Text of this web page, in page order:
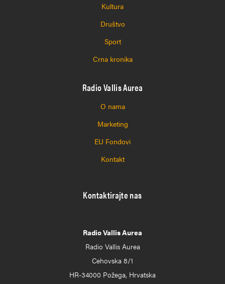
Kultura
Društvo
Sport
Crna kronika
Radio Vallis Aurea
O nama
Marketing
EU Fondovi
Kontakt
Kontaktirajte nas
Radio Vallis Aurea
Radio Vallis Aurea
Cehovska 8/1
HR-34000 Požega, Hrvatska